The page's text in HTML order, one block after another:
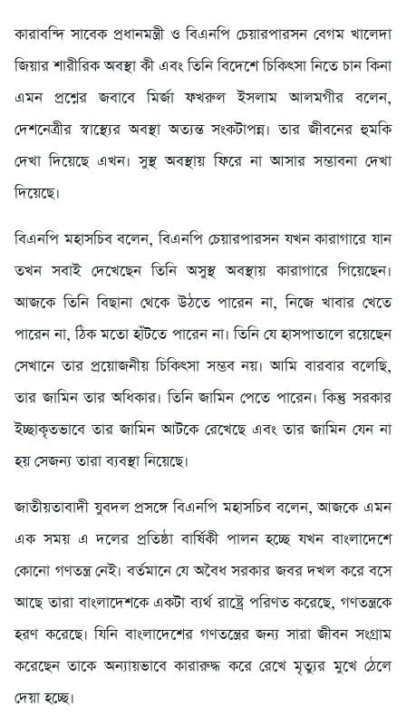
কারাবন্দি সাবেক প্রধানমন্ত্রী ও বিএনপি চেয়ারপারসন বেগম খালেদা
জিয়ার শারীরিক অবস্থা কী এবং তিনি বিদেশে চিকিৎসা নিতে চান কিনা
এমন প্রশ্নের জবাবে মির্জা ফখরুল ইসলাম আলমগীর বলেন,
দেশনেত্রীর স্বাস্থ্যের অবস্থা অত্যন্ত সংকটাপন্ন। তার জীবনের হুমকি
দেখা দিয়েছে এখন। সুস্থ অবস্থায় ফিরে না আসার সম্ভাবনা দেখা
দিয়েছে।
বিএনপি মহাসচিব বলেন, বিএনপি চেয়ারপারসন যখন কারাগারে যান
তখন সবাই দেখেছেন তিনি অসুস্থ অবস্থায় কারাগারে গিয়েছেন।
আজকে তিনি বিছানা থেকে উঠতে পারেন না, নিজে খাবার খেতে
পারেন না, ঠিক মতো হাঁটতে পারেন না। তিনি যে হাসপাতালে রয়েছেন
সেখানে তার প্রয়োজনীয় চিকিৎসা সম্ভব নয়। আমি বারবার বলেছি,
তার জামিন তার অধিকার। তিনি জামিন পেতে পারেন। কিন্তু সরকার
ইচ্ছাকৃতভাবে তার জামিন আটকে রেখেছে এবং তার জামিন যেন না
হয় সেজন্য তারা ব্যবস্থা নিয়েছে।
জাতীয়তাবাদী যুবদল প্রসঙ্গে বিএনপি মহাসচিব বলেন, আজকে এমন
এক সময় এ দলের প্রতিষ্ঠা বার্ষিকী পালন হচ্ছে যখন বাংলাদেশে
কোনো গণতন্ত্র নেই। বর্তমানে যে অবৈধ সরকার জবর দখল করে বসে
আছে তারা বাংলাদেশকে একটা ব্যর্থ রাষ্ট্রে পরিণত করেছে, গণতন্ত্রকে
হরণ করেছে। যিনি বাংলাদেশের গণতন্ত্রের জন্য সারা জীবন সংগ্রাম
করেছেন তাকে অন্যায়ভাবে কারারুদ্ধ করে রেখে মৃত্যুর মুখে ঠেলে
দেয়া হচ্ছে।